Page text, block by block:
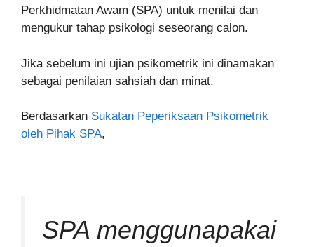
Perkhidmatan Awam (SPA) untuk menilai dan
mengukur tahap psikologi seseorang calon.
Jika sebelum ini ujian psikometrik ini dinamakan
sebagai penilaian sahsiah dan minat.
Berdasarkan Sukatan Peperiksaan Psikometrik
oleh Pihak SPA,
SPA menggunapakai